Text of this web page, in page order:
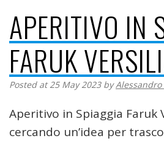
APERITIVO IN
FARUK
Posted at 25 May 2023 byAlessandro
Aperitivo in Spiaggia Faruk
cercando un’idea per